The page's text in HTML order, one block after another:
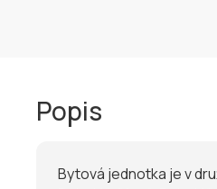
Popis
Bytová jednotka je v